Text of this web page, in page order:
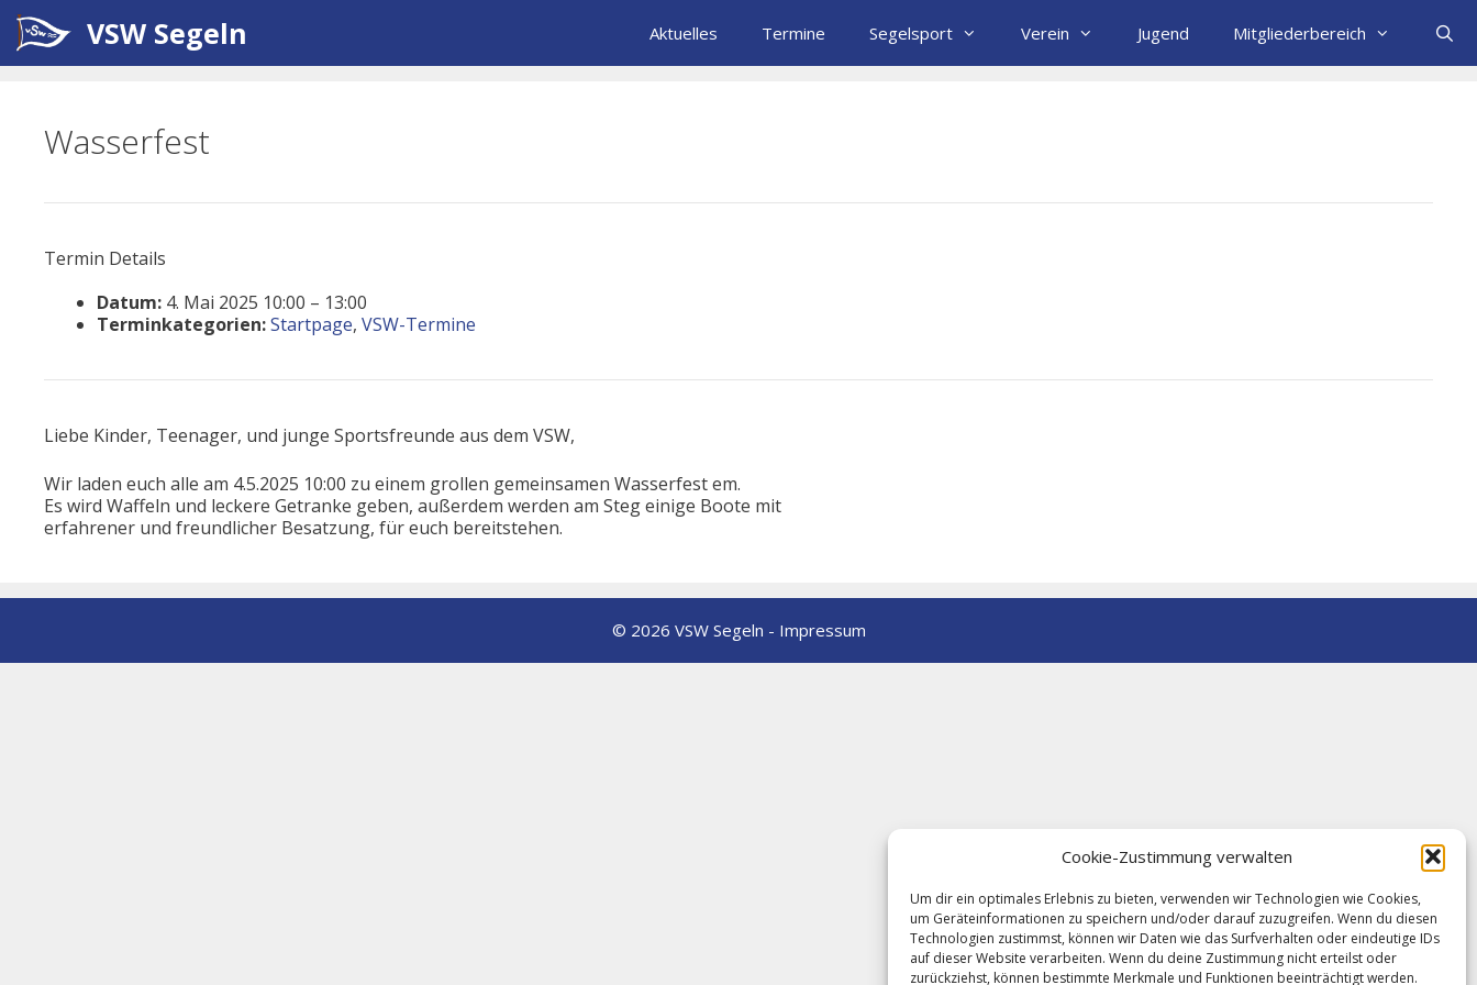
Cookie-Zustimmung verwalten
Um dir ein optimales Erlebnis zu bieten, verwenden wir Technologien wie Cookies,
um Geräteinformationen zu speichern und/oder darauf zuzugreifen. Wenn du diesen
Technologien zustimmst, können wir Daten wie das Surfverhalten oder eindeutige IDs
auf dieser Website verarbeiten. Wenn du deine Zustimmung nicht erteilst oder
zurückziehst, können bestimmte Merkmale und Funktionen beeinträchtigt werden.
Zum
Inhalt
springen
VSW Segeln Aktuelles Termine Segelsport Verein Jugend Mitgliederbereich
Wasserfest
Termin Details
Datum: 4. Mai 2025 10:00 – 13:00
Terminkategorien:Startpage, VSW-Termine
Liebe Kinder, Teenager, und junge Sportsfreunde aus dem VSW,
Wir laden euch alle am 4.5.2025 10:00 zu einem grollen gemeinsamen Wasserfest em.
Es wird Waffeln und leckere Getranke geben, außerdem werden am Steg einige Boote mit
erfahrener und freundlicher Besatzung, für euch bereitstehen.
© 2026 VSW Segeln - Impressum